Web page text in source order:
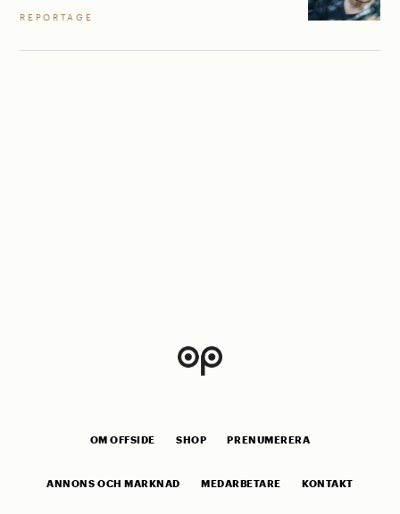
REPORTAGE
OM OFFSIDE SHOP PRENUMERERA
ANNONS OCH MARKNAD MEDARBETARE KONTAKT